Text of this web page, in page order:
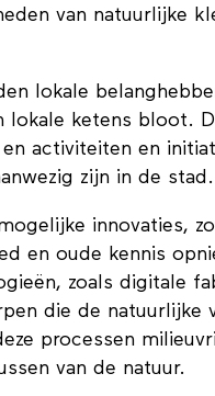
en
van natuurlijke
lokale
ketens bloot.
activiteiten en
innovaties,
en oude kennis
zoals digitale
die de natuurlijke
processen